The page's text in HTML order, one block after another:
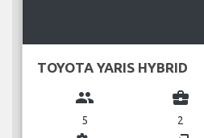
TOYOTA YARIS HYBRID
group
5
business_center
2